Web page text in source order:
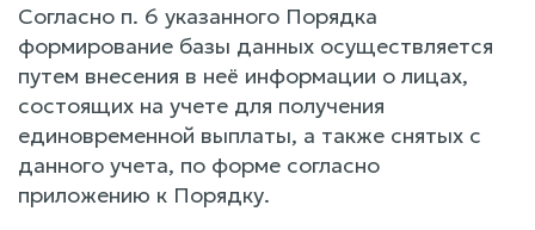
Согласно п. 6 указанного Порядка
формирование базы данных осуществляется
путем внесения в неё информации о лицах,
состоящих на учете для получения
единовременной выплаты, а также снятых с
данного учета, по форме согласно
приложению к Порядку.